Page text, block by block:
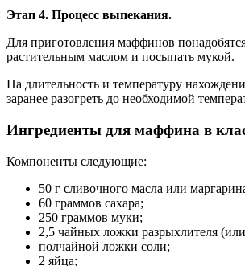
Этап 4. Процесс выпекания.
Для приготовления маффинов
растительным маслом и посыпать мукой.
На длительность и температуру
заранее разогреть до необходимой
Ингредиенты для маффина в
Компоненты следующие:
50 г сливочного масла или
60 граммов сахара;
250 граммов муки;
2,5 чайных ложки разрыхлителя
полчайной ложки соли;
2 яйца;